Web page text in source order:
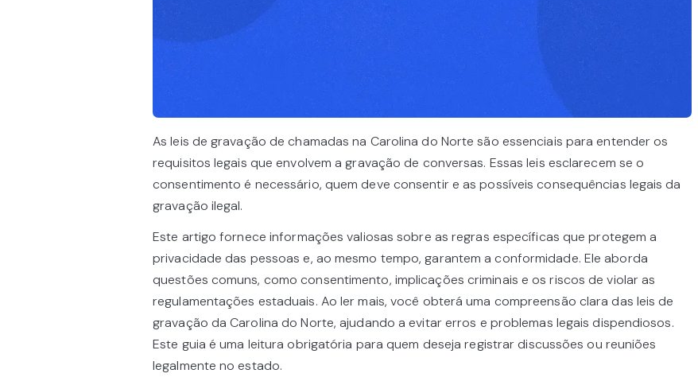
As leis de gravação de chamadas na Carolina do Norte são essenciais para entender os
requisitos legais que envolvem a gravação de conversas. Essas leis esclarecem se o
consentimento é necessário, quem deve consentir e as possíveis consequências legais da
gravação ilegal.
Este artigo fornece informações valiosas sobre as regras específicas que protegem a
privacidade das pessoas e, ao mesmo tempo, garantem a conformidade. Ele aborda
questões comuns, como consentimento, implicações criminais e os riscos de violar as
regulamentações estaduais. Ao ler mais, você obterá uma compreensão clara das leis de
gravação da Carolina do Norte, ajudando a evitar erros e problemas legais dispendiosos.
Este guia é uma leitura obrigatória para quem deseja registrar discussões ou reuniões
legalmente no estado.